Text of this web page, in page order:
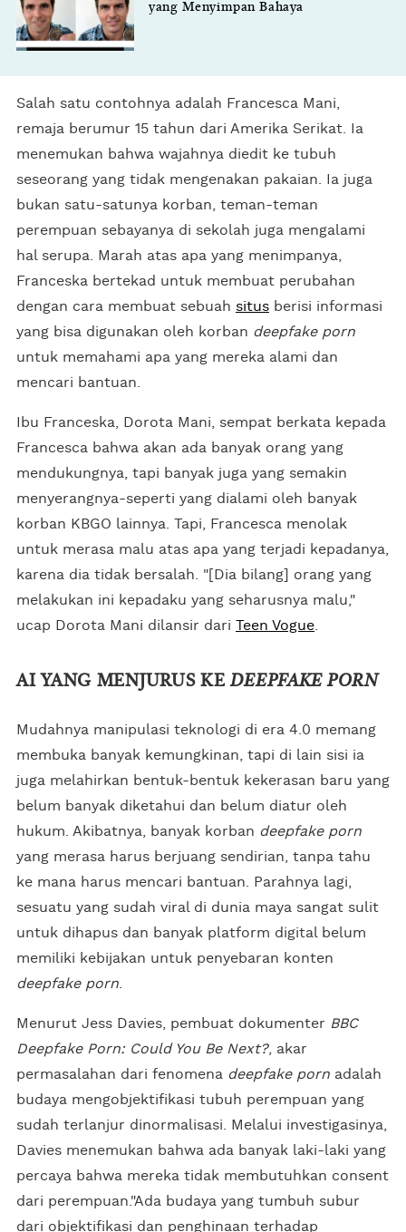
yang Menyimpan Bahaya
Salah satu contohnya adalah Francesca Mani,
remaja berumur 15 tahun dari Amerika Serikat. Ia
menemukan bahwa wajahnya diedit ke tubuh
seseorang yang tidak mengenakan pakaian. Ia juga
bukan satu-satunya korban, teman-teman
perempuan sebayanya di sekolah juga mengalami
hal serupa. Marah atas apa yang menimpanya,
Franceska bertekad untuk membuat perubahan
dengan cara membuat sebuah situs berisi informasi
yang bisa digunakan oleh korban deepfake porn
untuk memahami apa yang mereka alami dan
mencari bantuan.
Ibu Franceska, Dorota Mani, sempat berkata kepada
Francesca bahwa akan ada banyak orang yang
mendukungnya, tapi banyak juga yang semakin
menyerangnya-seperti yang dialami oleh banyak
korban KBGO lainnya. Tapi, Francesca menolak
untuk merasa malu atas apa yang terjadi kepadanya,
karena dia tidak bersalah. "[Dia bilang] orang yang
melakukan ini kepadaku yang seharusnya malu,"
ucap Dorota Mani dilansir dari Teen Vogue
AI YANG MENJURUS KEDEEPFAKE PORN
Mudahnya manipulasi teknologi di era 4.0 memang
membuka banyak kemungkinan, tapi di lain sisi ia
juga melahirkan bentuk-bentuk kekerasan baru yang
belum banyak diketahui dan belum diatur oleh
hukum. Akibatnya, banyak korban deepfake porn
yang merasa harus berjuang sendirian, tanpa tahu
ke mana harus mencari bantuan. Parahnya lagi,
sesuatu yang sudah viral di dunia maya sangat sulit
untuk dihapus dan banyak platform digital belum
memiliki kebijakan untuk penyebaran konten
deepfake porn
Menurut Jess Davies, pembuat dokumenter BBC
Deepfake Porn: Could You Be Next?, akar
permasalahan dari fenomena deepfake porn adalah
budaya mengobjektifikasi tubuh perempuan yang
sudah terlanjur dinormalisasi. Melalui investigasinya,
Davies menemukan bahwa ada banyak laki-laki yang
percaya bahwa mereka tidak membutuhkan consent
dari perempuan."Ada budaya yang tumbuh subur
dari objektifikasi dan penghinaan terhadap